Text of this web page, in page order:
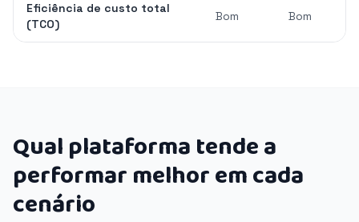
Eficiência de custo total
(TCO)
Bom Bom
Qual plataforma tende a
performar melhor em cada
cenário